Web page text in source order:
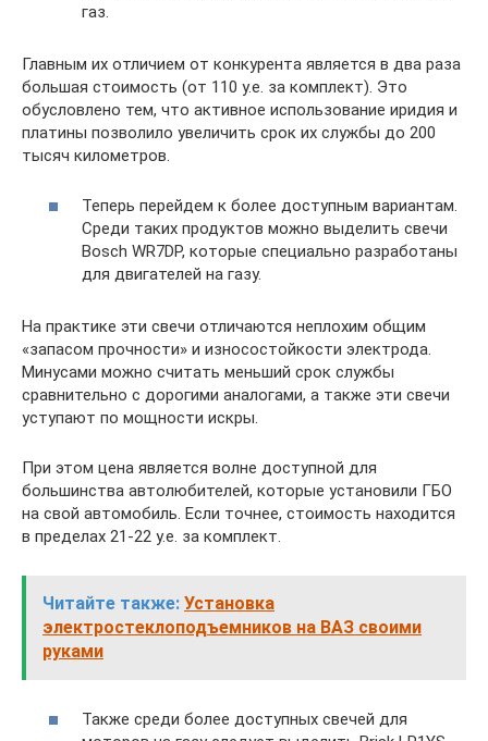
газ.
Главным их отличием от конкурента является в два раза
большая стоимость (от 110 у.е. за комплект). Это
обусловлено тем, что активное использование иридия и
платины позволило увеличить срок их службы до 200
тысяч километров.
Теперь перейдем к более доступным вариантам.
Среди таких продуктов можно выделить свечи
Bosch WR7DP, которые специально разработаны
для двигателей на газу.
На практике эти свечи отличаются неплохим общим
«запасом прочности» и износостойкости электрода.
Минусами можно считать меньший срок службы
сравнительно с дорогими аналогами, а также эти свечи
уступают по мощности искры.
При этом цена является волне доступной для
большинства автолюбителей, которые установили ГБО
на свой автомобиль. Если точнее, стоимость находится
в пределах 21-22 у.е. за комплект.
Читайте также: Установка
электростеклоподъемников на ВАЗ своими
руками
Также среди более доступных свечей для